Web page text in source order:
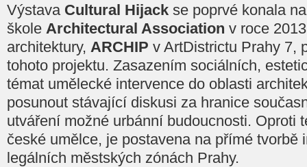
Výstava Cultural Hijack se poprvé konala
škole Architectural Association v roce
architektury, ARCHIP v ArtDistrictu Prahy 7,
tohoto projektu. Zasazením sociálních,
témat umělecké intervence do oblasti
posunout stávající diskusi za hranice
utváření možné urbánní budoucnosti. Oproti
české umělce, je postavena na přímé tvorbě
legálních městských zónách Prahy.